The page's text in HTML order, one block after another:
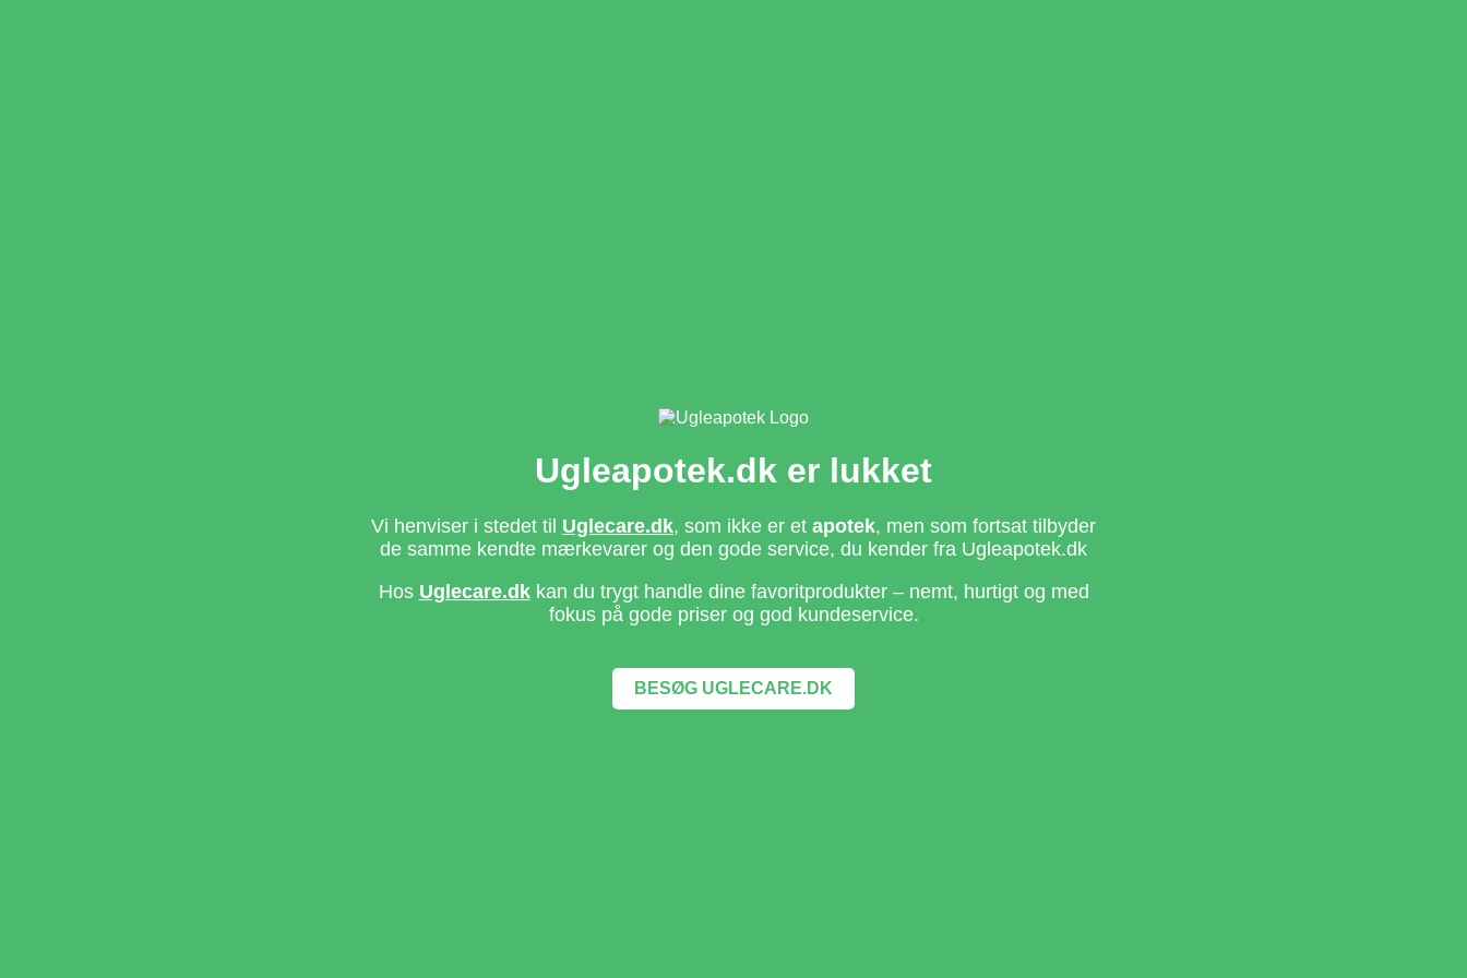
Ugleapotek.dk er lukket
Vi henviser i stedet til Uglecare.dk, som ikke er et apotek, men som fortsat tilbyder
de samme kendte mærkevarer og den gode service, du kender fra Ugleapotek.dk
Hos Uglecare.dkkan du trygt handle dine favoritprodukter – nemt, hurtigt og med
fokus på gode priser og god kundeservice.
BESØG UGLECARE.DK